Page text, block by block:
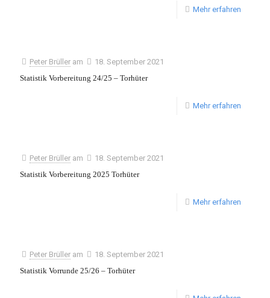
Mehr erfahren
Peter Brüller am
18. September 2021
Statistik Vorbereitung 24/25 – Torhüter
Mehr erfahren
Peter Brüller am
18. September 2021
Statistik Vorbereitung 2025 Torhüter
Mehr erfahren
Peter Brüller am
18. September 2021
Statistik Vorrunde 25/26 – Torhüter